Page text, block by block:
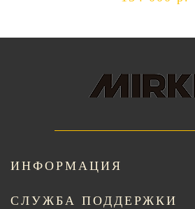
ИНФОРМАЦИЯ
СЛУЖБА ПОДДЕРЖКИ